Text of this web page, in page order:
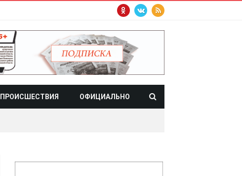
ПРОИСШЕСТВИЯ ОФИЦИАЛЬНО